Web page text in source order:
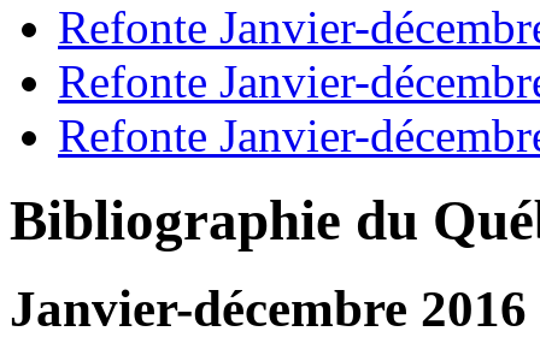
Refonte Janvier-
Refonte Janvier-
Refonte Janvier-
Bibliographie du
Janvier-décembre 2016